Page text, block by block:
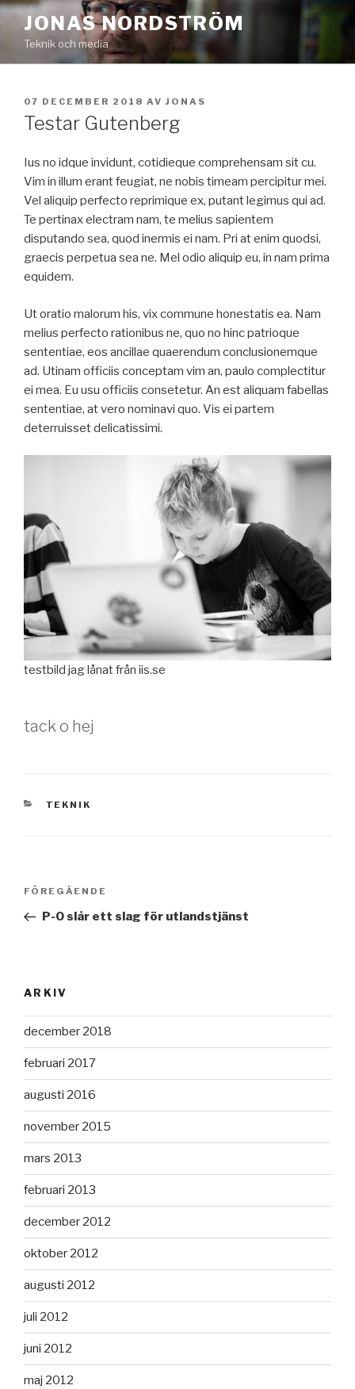
Hoppa
innehåll
JONAS NORDSTRÖM
Teknik och media
PUBLICERAT
07 DECEMBER 2018 AV JONAS
Testar Gutenberg
Ius no idque invidunt, cotidieque comprehensam sit cu.
Vim in illum erant feugiat, ne nobis timeam percipitur mei.
Vel aliquip perfecto reprimique ex, putant legimus qui ad.
Te pertinax electram nam, te melius sapientem
disputando sea, quod inermis ei nam. Pri at enim quodsi,
graecis perpetua sea ne. Mel odio aliquip eu, in nam prima
equidem.
Ut oratio malorum his, vix commune honestatis ea. Nam
melius perfecto rationibus ne, quo no hinc patrioque
sententiae, eos ancillae quaerendum conclusionemque
ad. Utinam officiis conceptam vim an, paulo complectitur
ei mea. Eu usu officiis consetetur. An est aliquam fabellas
sententiae, at vero nominavi quo. Vis ei partem
deterruisset delicatissimi.
testbild jag lånat från iis.se
tack o hej
KATEGORIER
TEKNIK
Inläggsnavigering
Föregående
inlägg
FÖREGÅENDE
P-O slår ett slag för utlandstjänst
ARKIV
december 2018
februari 2017
augusti 2016
november 2015
mars 2013
februari 2013
december 2012
oktober 2012
augusti 2012
juli 2012
juni 2012
maj 2012